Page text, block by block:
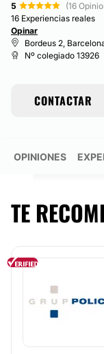
5
(16
16 Experiencias reales
Opinar
Bordeus 2,
Nº colegiado 13926
CONTACTAR
OPINIONES
TE